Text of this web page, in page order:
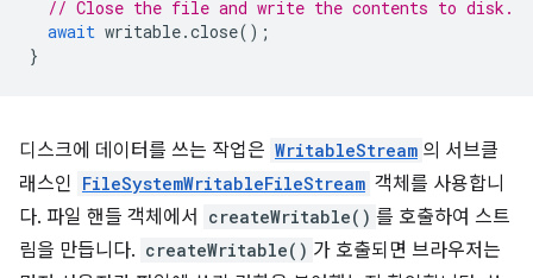
// Close the file and write the contents to disk.
await writable.close();
}
디스크에 데이터를 쓰는 작업은 WritableStream 의 서브클
래스인 FileSystemWritableFileStream 객체를 사용합니
다. 파일 핸들 객체에서
createWritable() 를 호출하여 스트
림을 만듭니다. createWritable() 가 호출되면 브라우저는